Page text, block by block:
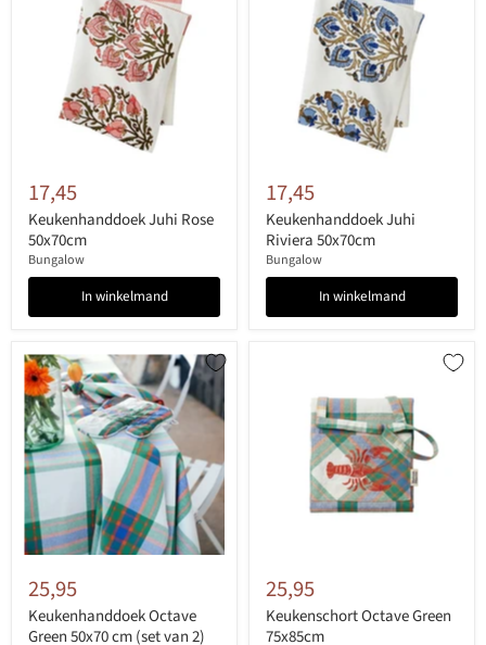
17,45
Keukenhanddoek Juhi Rose
50x70cm
Bungalow
In winkelmand
17,45
Keukenhanddoek Juhi
Riviera 50x70cm
Bungalow
In winkelmand
25,95
Keukenhanddoek Octave
Green 50x70 cm (set van 2)
25,95
Keukenschort Octave Green
75x85cm